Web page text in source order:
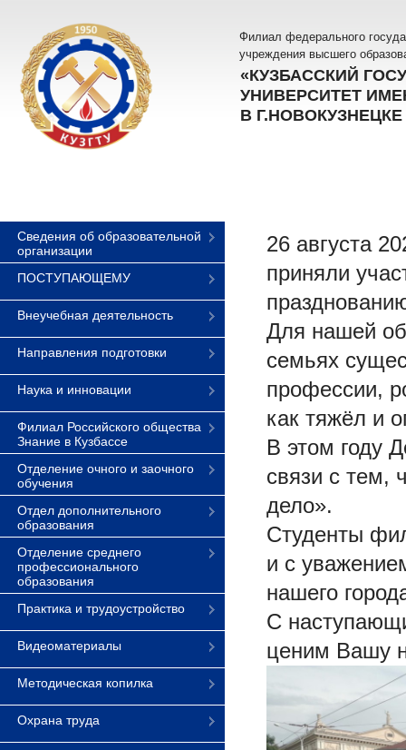
Филиал федерального
учреждения высшего
«КУЗБАССКИЙ
УНИВЕРСИТЕТ
В Г.НОВОКУЗНЕЦКЕ
Сведения об образовательной
организации
ПОСТУПАЮЩЕМУ
Внеучебная деятельность
Направления подготовки
Наука и инновации
Филиал Российского общества
Знание в Кузбассе
Отделение очного и заочного
обучения
Отдел дополнительного
образования
Отделение среднего
профессионального
образования
Практика и трудоустройство
Видеоматериалы
Методическая копилка
Охрана труда
26 августа
приняли
Для нашей
семьях
профессии,
как тяжёл и
В этом году
связи с тем,
дело».
Студенты
и с
нашего
С
ценим Вашу